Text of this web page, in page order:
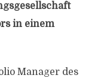
in einem
Manager des